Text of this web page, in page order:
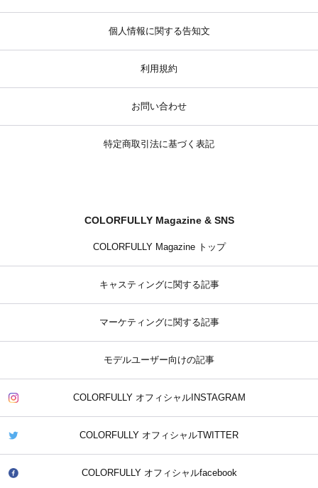
個人情報に関する告知文
利用規約
お問い合わせ
特定商取引法に基づく表記
COLORFULLY Magazine & SNS
COLORFULLY Magazine トップ
キャスティングに関する記事
マーケティングに関する記事
モデルユーザー向けの記事
COLORFULLY オフィシャルINSTAGRAM
COLORFULLY オフィシャルTWITTER
COLORFULLY オフィシャルfacebook